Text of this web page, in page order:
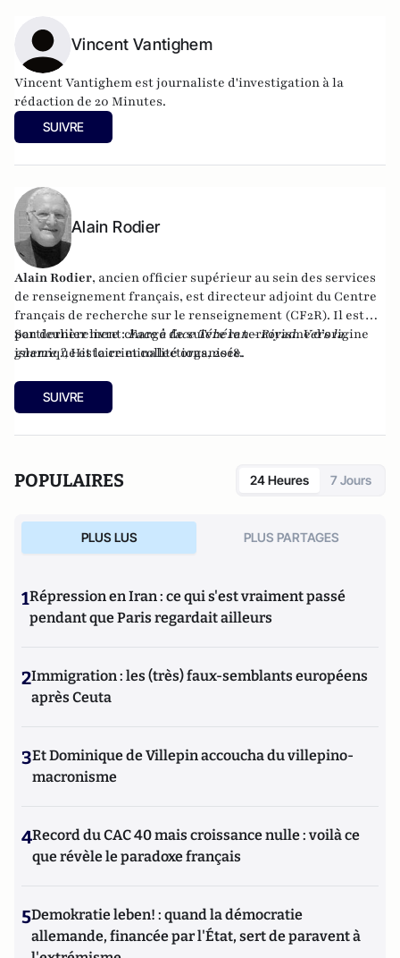
Vincent Vantighem
Vincent Vantighem est journaliste d'investigation à la
rédaction de 20 Minutes.
SUIVRE
Alain Rodier
Alain Rodier, ancien officier supérieur au sein des services
de renseignement français, est directeur adjoint du Centre
français de recherche sur le renseignement (CF2R). Il est
particulièrement chargé de suivre le terrorisme d’origine
islamique et la criminalité organisée.
Son dernier livre :Face à face Téhéran - Riyad. Vers la
guerre ?, Histoire et collections, 2018.
SUIVRE
POPULAIRES 24 Heures 7 Jours
PLUS LUS PLUS PARTAGES
1Répression en Iran : ce qui s'est vraiment passé
pendant que Paris regardait ailleurs
2Immigration : les (très) faux-semblants européens
après Ceuta
3Et Dominique de Villepin accoucha du villepino-
macronisme
4Record du CAC 40 mais croissance nulle : voilà ce
que révèle le paradoxe français
5Demokratie leben! : quand la démocratie
allemande, financée par l'État, sert de paravent à